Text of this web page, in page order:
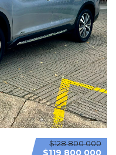
$128 800 000
$119 800 000